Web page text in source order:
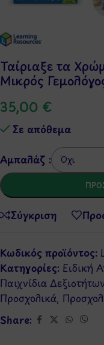
Ταίριαξε τα
Μικρός
35,00 €
Σε απόθεμα
Αμπαλάζ :
Σύγκριση
Κωδικός προϊόντος:
Κατηγορίες: Ειδική
Παιχνίδια Δεξιοτήτων
Προσχολικά,
Share: